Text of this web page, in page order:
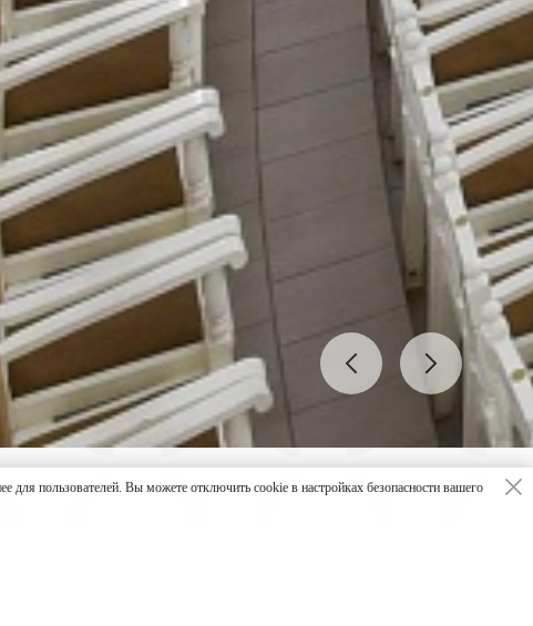
пользователей. Вы можете отключить cookie в настройках безопасности вашего